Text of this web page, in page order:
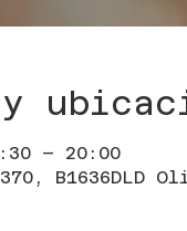
– 20:00
B1636DLD